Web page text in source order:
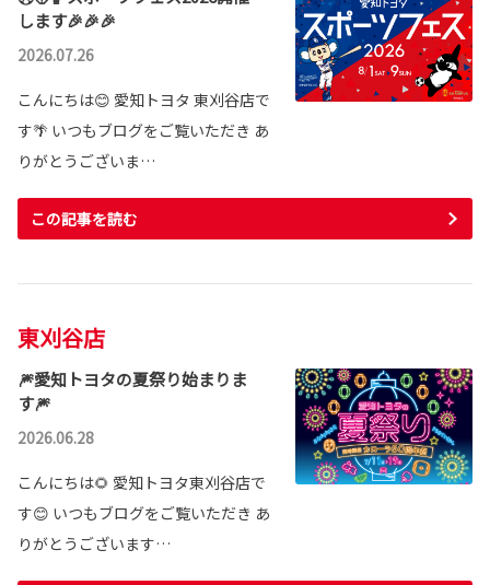
します🎉🎉🎉
2026.07.26
こんにちは😊 愛知トヨタ 東刈谷店で
す🌴 いつもブログをご覧いただき あ
りがとうございま…
この記事を読む
東刈谷店
🎆愛知トヨタの夏祭り始まりま
す🎆
2026.06.28
こんにちは🌻 愛知トヨタ東刈谷店で
す😊 いつもブログをご覧いただき あ
りがとうございます…